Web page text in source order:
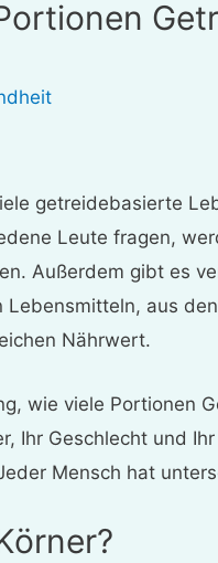
getreidebasierte
Leute fragen,
Außerdem gibt es
aus
Nährwert.
wie viele Portionen
Ihr Geschlecht und
Mensch hat